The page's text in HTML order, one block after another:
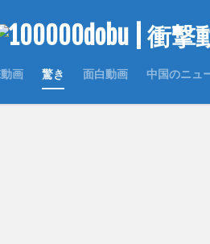
画 驚き 面白動画 中国のニュ